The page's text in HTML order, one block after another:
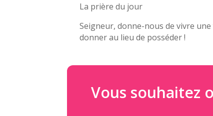
La prière du jour
Seigneur, donne-nous de vivre
donner au lieu de posséder !
Vous souhaitez